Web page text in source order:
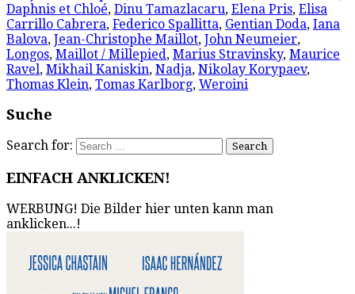
Daphnis et Chloé, Dinu Tamazlacaru, Elena Pris, Elisa
Carrillo Cabrera, Federico Spallitta, Gentian Doda, Iana
Balova, Jean-Christophe Maillot, John Neumeier,
Longos, Maillot / Millepied, Marius Stravinsky, Maurice
Ravel, Mikhail Kaniskin, Nadja, Nikolay Korypaev,
Thomas Klein, Tomas Karlborg, Weroini
Suche
Search for:
EINFACH ANKLICKEN!
WERBUNG! Die Bilder hier unten kann man
anklicken...!